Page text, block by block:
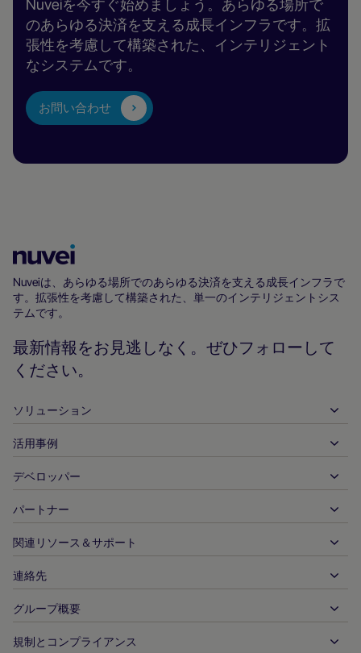
Nuveiを今すぐ始めましょう。あらゆる場所で
のあらゆる決済を支える成長インフラです。拡
張性を考慮して構築された、インテリジェント
なシステムです。
お問い合わせ
ホ
ー
ペ
ー
Nuveiは、あらゆる場所でのあらゆる決済を支える成長インフラで
す。拡張性を考慮して構築された、単一のインテリジェントシス
テムです。
最新情報をお見逃しなく。ぜひフォローして
ください。
ソリューション
入金
出金
リアルタイム決済
発行
決済方法
APM
活用事例
ホスピタリティ
自動車
企業間（B2B）
金融サービス
政府からの支払い
旅行＆モビリティ
デベロッパー
デベロッパーツール
API 参照ドキュメント
ドキュメントセンター
パートナー
当社との提携
パートナー製品＆ソリューション
技術パートナー
関連リソース＆サポート
お客様サポート
加盟店向けリソース
業界レポート
連絡先
販売に関するお問い合わせ
最高経営責任者室
グループ概要
当社について
規制とコンプライアンス